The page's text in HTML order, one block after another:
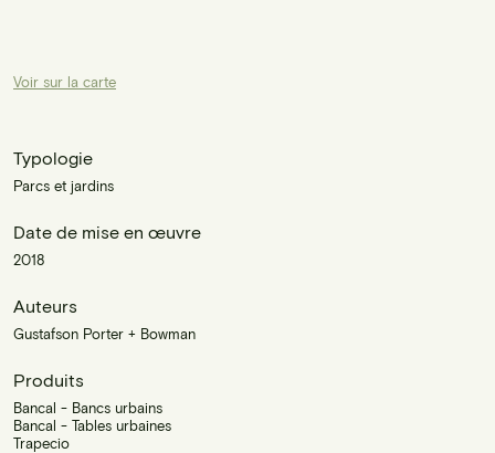
Voir sur la carte
Typologie
Parcs et jardins
Date de mise en œuvre
2018
Auteurs
Gustafson Porter + Bowman
Produits
Bancal - Bancs urbains
Bancal - Tables urbaines
Trapecio